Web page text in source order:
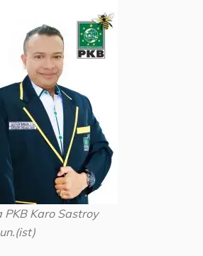
PKB Karo Sastroy